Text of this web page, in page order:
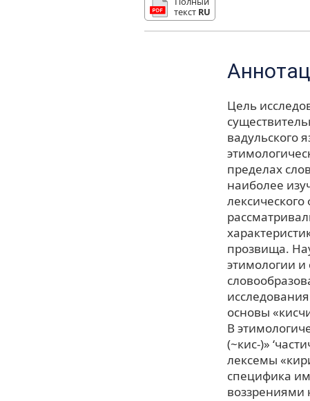
текст RU
Цель
вадульского
пределах
наиболее
прозвища.
этимологии и
основы
В
(~кис-)»
лексемы
специфика
воззрениями